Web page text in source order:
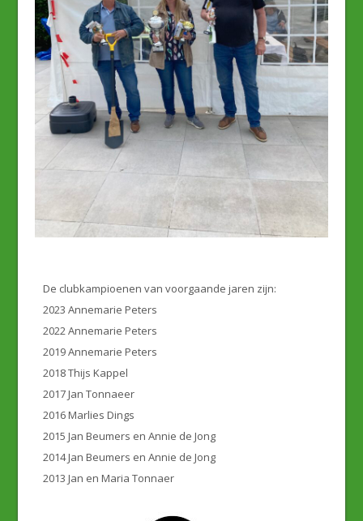
De clubkampioenen van voorgaande jaren zijn:
2023 Annemarie Peters
2022 Annemarie Peters
2019 Annemarie Peters
2018 Thijs Kappel
2017 Jan Tonnaeer
2016 Marlies Dings
2015 Jan Beumers en Annie de Jong
2014 Jan Beumers en Annie de Jong
2013 Jan en Maria Tonnaer